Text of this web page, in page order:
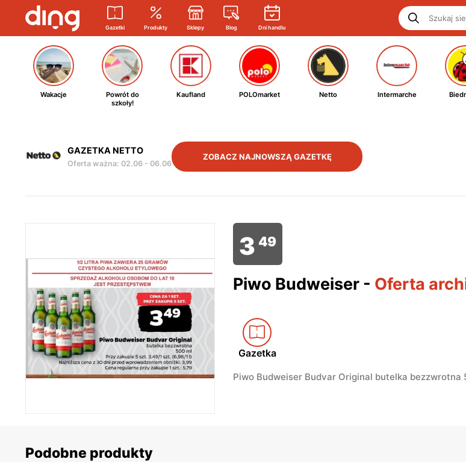
Gazetki Produkty Sklepy Blog Dni handlu
Wakacje
Powrót do
szkoły!
Kaufland POLOmarket Netto Intermarche
GAZETKA NETTO
Oferta ważna: 02.06 - 06.06
ZOBACZ NAJNOWSZĄ GAZETKĘ
3 49
Piwo Budweiser - Oferta
Gazetka
Piwo Budweiser Budvar Original butelka bezzwrotna
Podobne produkty